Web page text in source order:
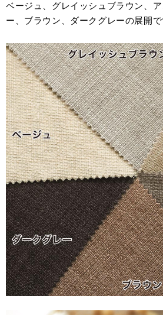
ベージュ、グレイッシュブラウン、
ー、ブラウン、ダークグレーの展開で